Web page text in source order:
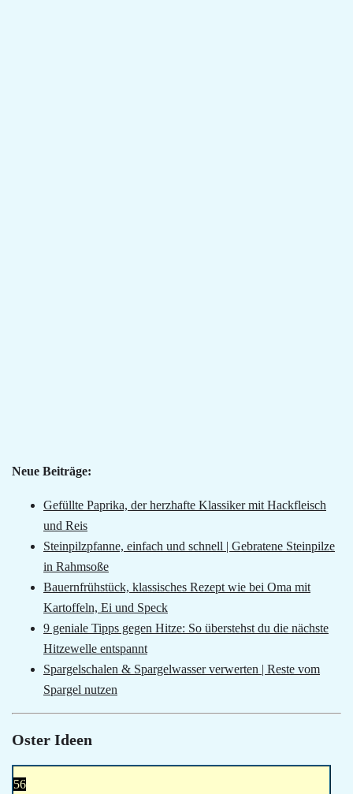
Neue Beiträge:
Gefüllte Paprika, der herzhafte Klassiker mit Hackfleisch
und Reis
Steinpilzpfanne, einfach und schnell | Gebratene Steinpilze
in Rahmsoße
Bauernfrühstück, klassisches Rezept wie bei Oma mit
Kartoffeln, Ei und Speck
9 geniale Tipps gegen Hitze: So überstehst du die nächste
Hitzewelle entspannt
Spargelschalen & Spargelwasser verwerten | Reste vom
Spargel nutzen
Oster Ideen
56